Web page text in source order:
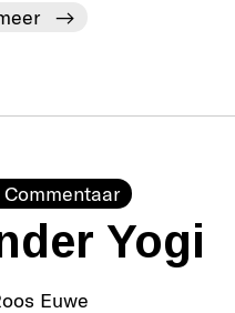
Yogi
Euwe